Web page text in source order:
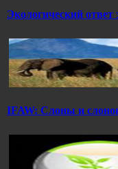
Экологический
IFAW: Слоны и